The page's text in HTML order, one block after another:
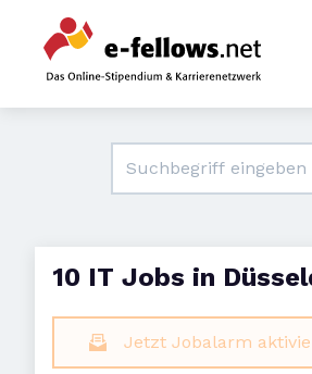
10 IT Jobs in
Jetzt Jobalarm